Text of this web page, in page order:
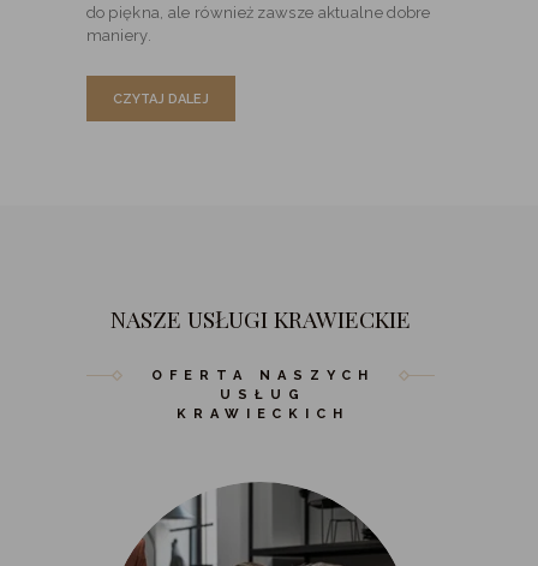
do piękna, ale również zawsze aktualne dobre
maniery.
CZYTAJ DALEJ
NASZE USŁUGI KRAWIECKIE
OFERTA NASZYCH
USŁUG
KRAWIECKICH